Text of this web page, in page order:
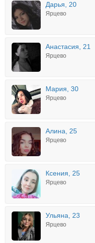
Дарья, 20
Ярцево
Анастасия, 21
Ярцево
Мария, 30
Ярцево
Алина, 25
Ярцево
Ксения, 25
Ярцево
Ульяна, 23
Ярцево